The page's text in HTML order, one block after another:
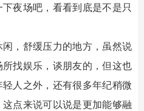
夜场吧，看看到底是不是只
，舒缓压力的地方，虽然说
找娱乐，谈朋友的，但这也
人之外，还有很多年纪稍微
点来说可以说是更加能够融